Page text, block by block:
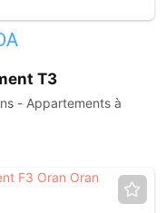
T3
- Appartements à